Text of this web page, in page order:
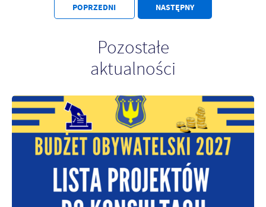
POPRZEDNI NASTĘPNY
Pozostałe
aktualności